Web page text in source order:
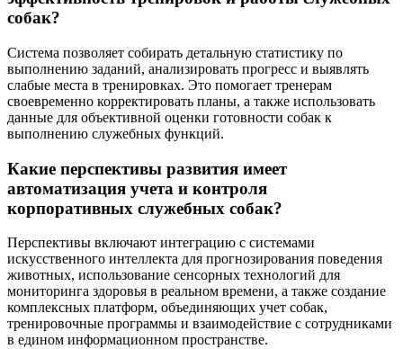
собак?
Система позволяет собирать детальную статистику по
выполнению заданий, анализировать прогресс и выявлять
слабые места в тренировках. Это помогает тренерам
своевременно корректировать планы, а также использовать
данные для объективной оценки готовности собак к
выполнению служебных функций.
Какие перспективы развития имеет
автоматизация учета и контроля
корпоративных служебных собак?
Перспективы включают интеграцию с системами
искусственного интеллекта для прогнозирования поведения
животных, использование сенсорных технологий для
мониторинга здоровья в реальном времени, а также создание
комплексных платформ, объединяющих учет собак,
тренировочные программы и взаимодействие с сотрудниками
в едином информационном пространстве.